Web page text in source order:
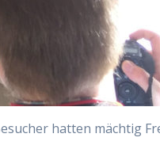
hatten mächtig